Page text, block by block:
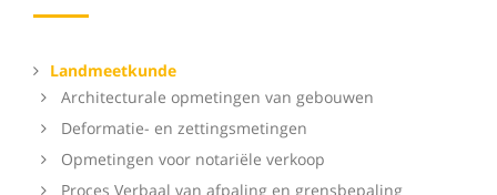
Landmeetkunde
Architecturale opmetingen van gebouwen
Deformatie- en zettingsmetingen
Opmetingen voor notariële verkoop
Proces Verbaal van afpaling en grensbepaling